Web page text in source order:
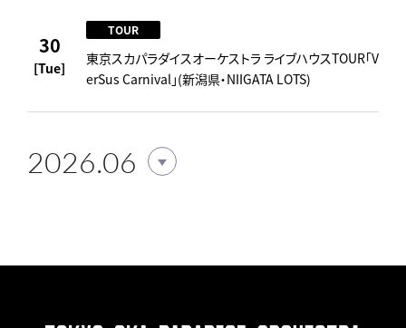
30
[Tue]
TOUR
東京スカパラダイスオーケストラ ライブハウスTOUR「V
erSus Carnival」(新潟県・NIIGATA LOTS)
2026.06